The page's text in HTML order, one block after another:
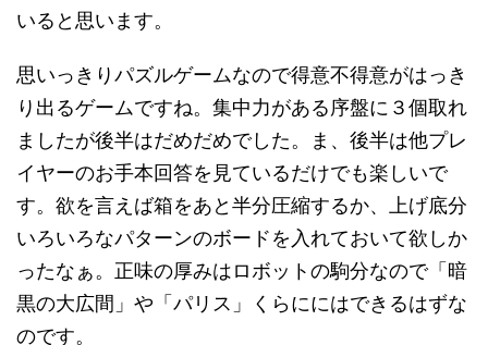
いると思います。
思いっきりパズルゲームなので得意不得意がはっき
り出るゲームですね。集中力がある序盤に３個取れ
ましたが後半はだめだめでした。ま、後半は他プレ
イヤーのお手本回答を見ているだけでも楽しいで
す。欲を言えば箱をあと半分圧縮するか、上げ底分
いろいろなパターンのボードを入れておいて欲しか
ったなぁ。正味の厚みはロボットの駒分なので「暗
黒の大広間」や「パリス」くらににはできるはずな
のです。